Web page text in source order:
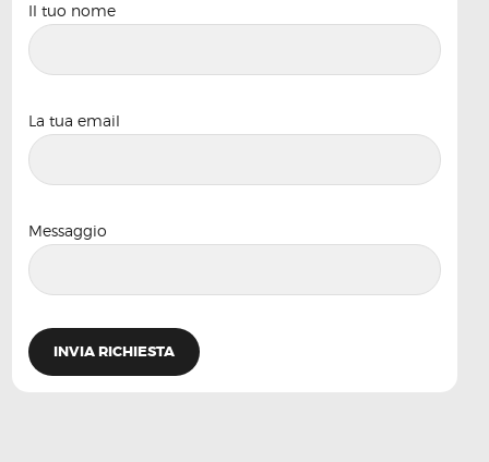
Il tuo nome
La tua email
Messaggio